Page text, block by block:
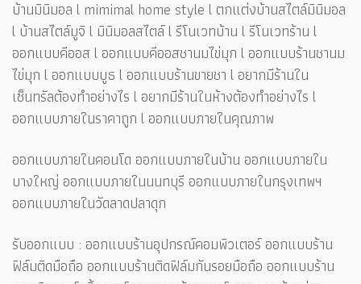
บ้านมินิมอล l mimimal home style l ตกแต่งบ้านสไตล์มินิมอล
l บ้านสไตล์มูจิ l มินิมอลสไตล์ l รีโนเวทบ้าน l รีโนเวทร้าน l
ออกแบบคีออส l ออกแบบคีออสชานมไข่มุก l ออกแบบร้านชานม
ไข่มุก l ออกแบบบูธ l ออกแบบร้านขายชา l อยากมีร้านใน
เซ็นทรัลต้องทำอย่างไร l อยากมีร้านในห้างต้องทำอย่างไร l
ออกแบบภายในราคาถูก l ออกแบบภายในคุณภาพ
ออกแบบภายในคอนโด ออกแบบภายในบ้าน ออกแบบภายใน
บางใหญ่ ออกแบบภายในนนทบุรี ออกแบบภายในกรุงเทพฯ
ออกแบบภายในวัดลาดปลาดุก
รับออกแบบ : ออกแบบร้านอุปกรณ์คอมพิวเตอร์ ออกแบบร้าน
ฟิล์มติดมือถือ ออกแบบร้านติดฟิล์มกันรอยมือถือ ออกแบบร้าน